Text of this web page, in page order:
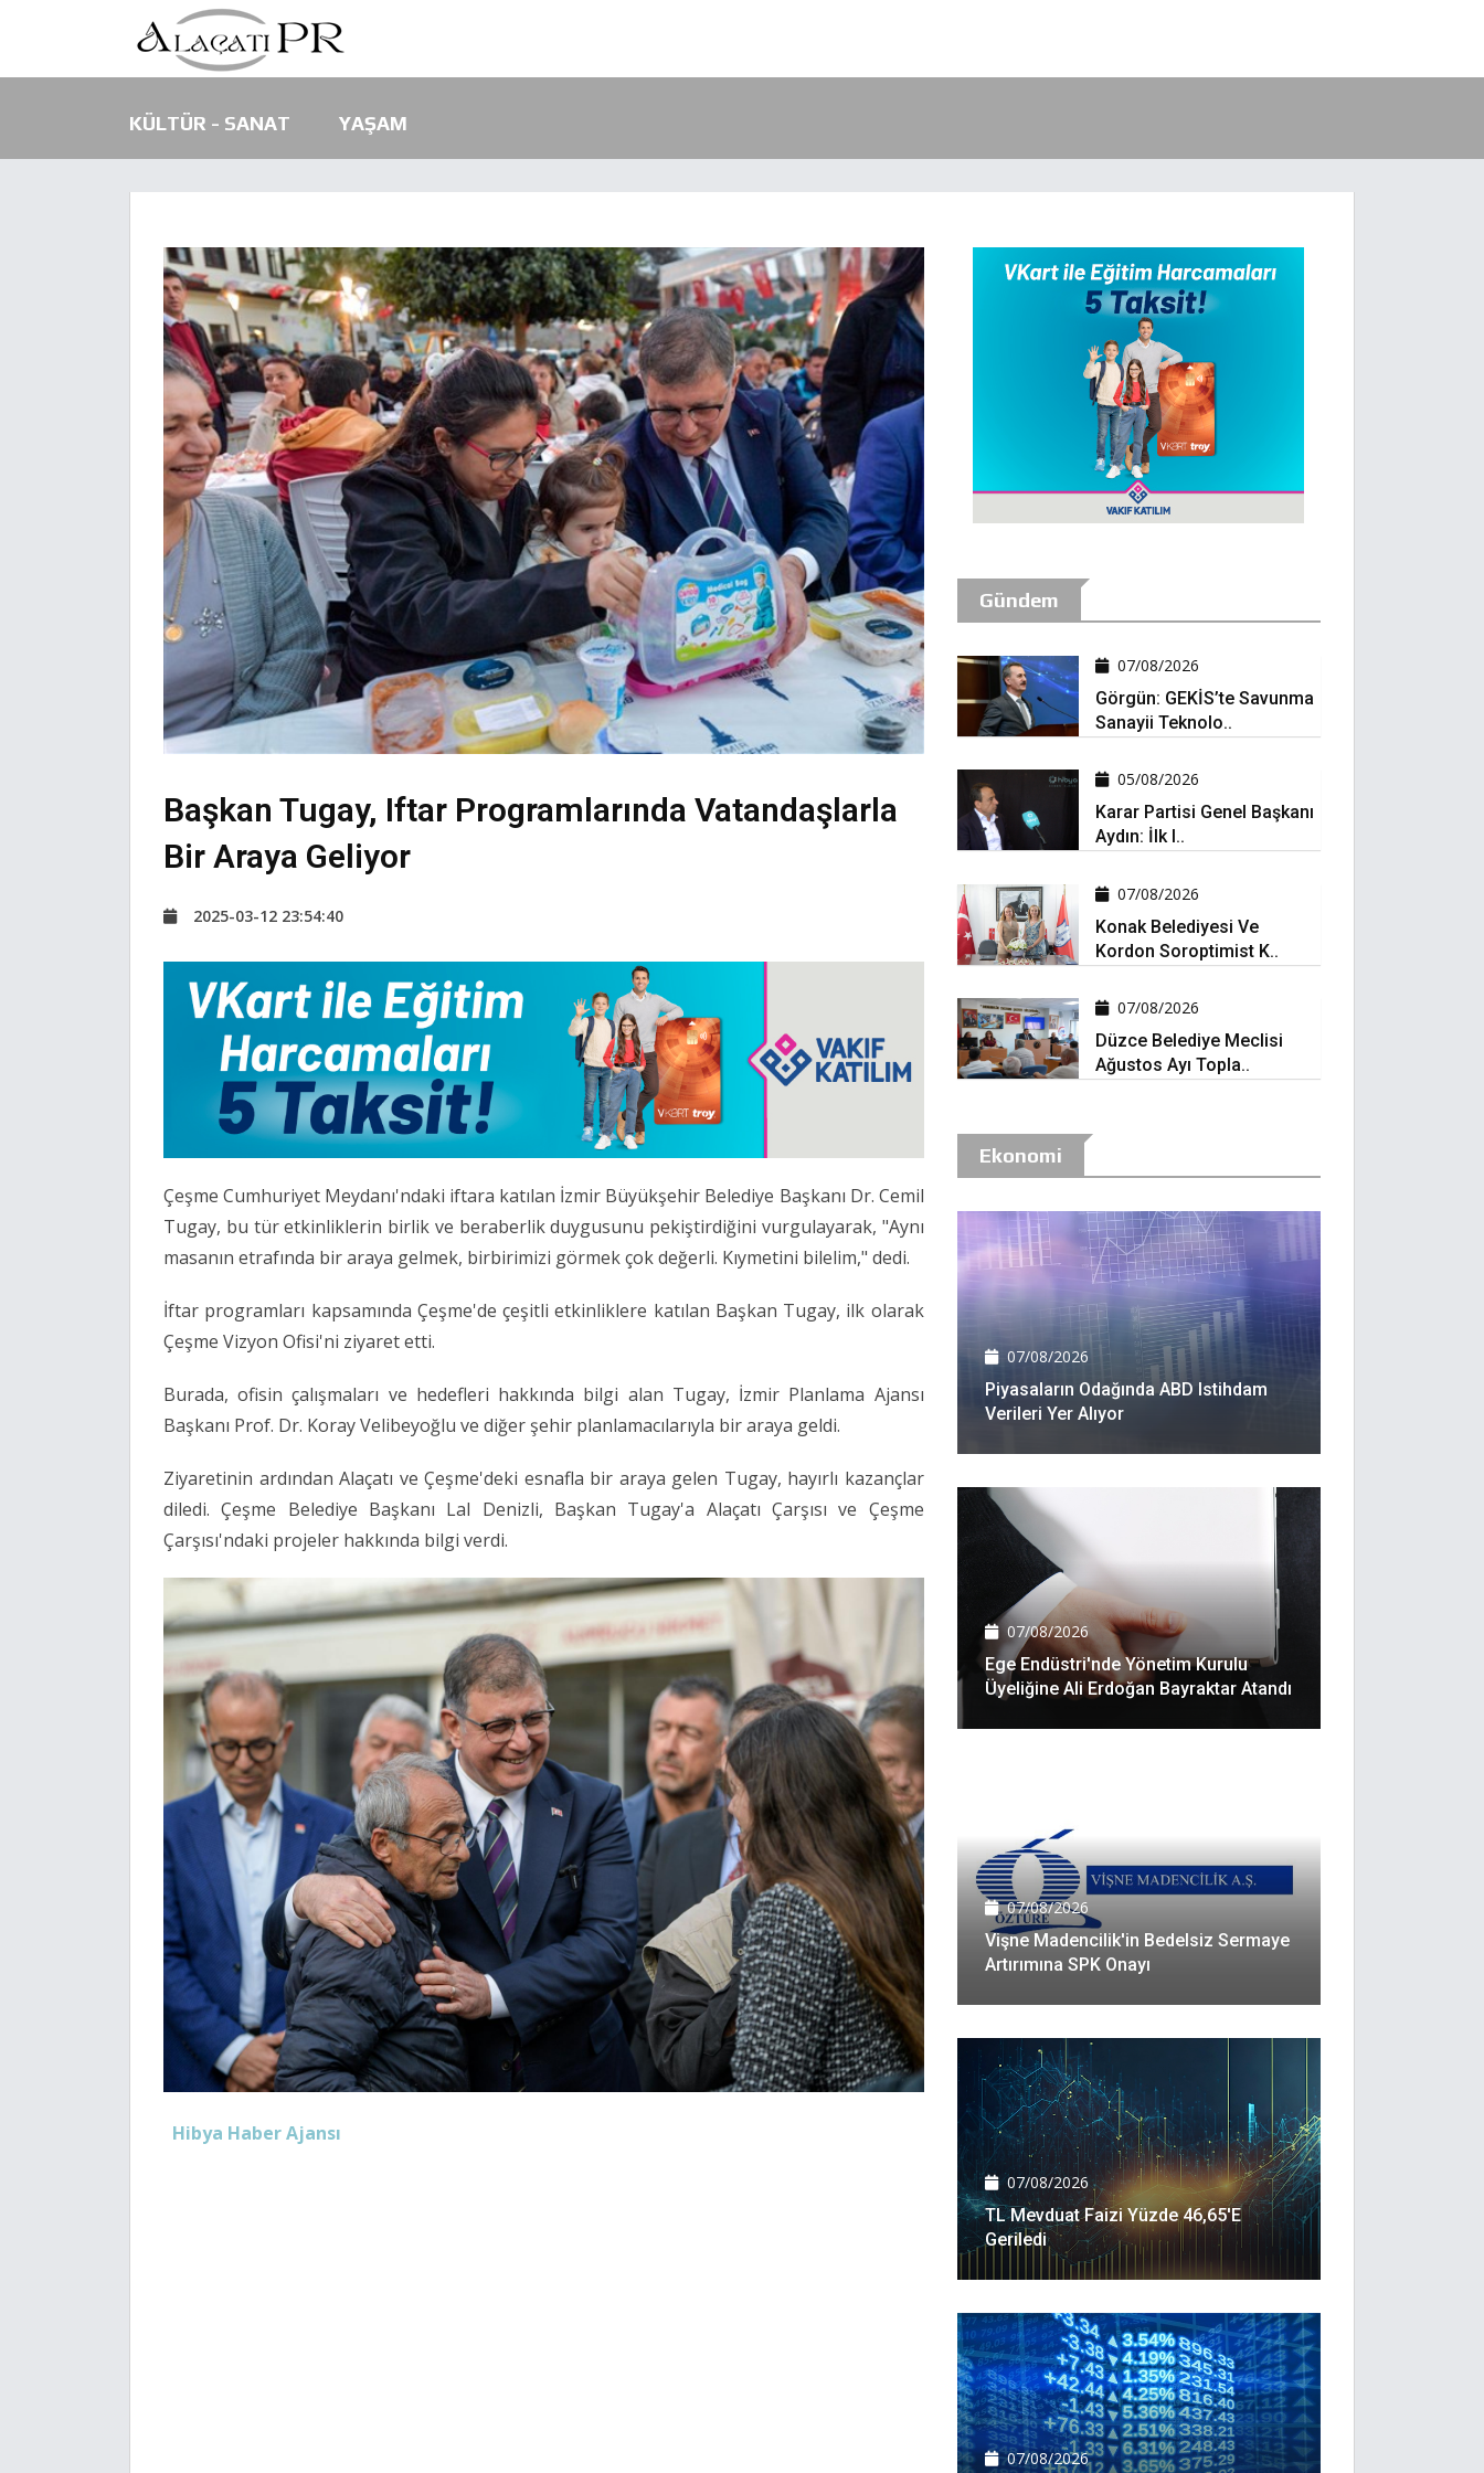
KÜLTÜR - SANAT YAŞAM
Başkan Tugay, Iftar Programlarında Vatandaşlarla
Bir Araya Geliyor
2025-03-12 23:54:40
Çeşme Cumhuriyet Meydanı'ndaki iftara katılan İzmir Büyükşehir Belediye Başkanı Dr. Cemil
Tugay, bu tür etkinliklerin birlik ve beraberlik duygusunu pekiştirdiğini vurgulayarak, "Aynı
masanın etrafında bir araya gelmek, birbirimizi görmek çok değerli. Kıymetini bilelim," dedi.
İftar programları kapsamında Çeşme'de çeşitli etkinliklere katılan Başkan Tugay, ilk olarak
Çeşme Vizyon Ofisi'ni ziyaret etti.
Burada, ofisin çalışmaları ve hedefleri hakkında bilgi alan Tugay, İzmir Planlama Ajansı
Başkanı Prof. Dr. Koray Velibeyoğlu ve diğer şehir planlamacılarıyla bir araya geldi.
Ziyaretinin ardından Alaçatı ve Çeşme'deki esnafla bir araya gelen Tugay, hayırlı kazançlar
diledi. Çeşme Belediye Başkanı Lal Denizli, Başkan Tugay'a Alaçatı Çarşısı ve Çeşme
Çarşısı'ndaki projeler hakkında bilgi verdi.
Hibya Haber Ajansı
Gündem
07/08/2026
Görgün: GEKİS’te Savunma
Sanayii Teknolo..
05/08/2026
Karar Partisi Genel Başkanı
Aydın: İlk I..
07/08/2026
Konak Belediyesi Ve
Kordon Soroptimist K..
07/08/2026
Düzce Belediye Meclisi
Ağustos Ayı Topla..
Ekonomi
07/08/2026
Piyasaların Odağında ABD Istihdam
Verileri Yer Alıyor
07/08/2026
Ege Endüstri'nde Yönetim Kurulu
Üyeliğine Ali Erdoğan Bayraktar Atandı
07/08/2026
Vişne Madencilik'in Bedelsiz Sermaye
Artırımına SPK Onayı
07/08/2026
TL Mevduat Faizi Yüzde 46,65'e
Geriledi
07/08/2026